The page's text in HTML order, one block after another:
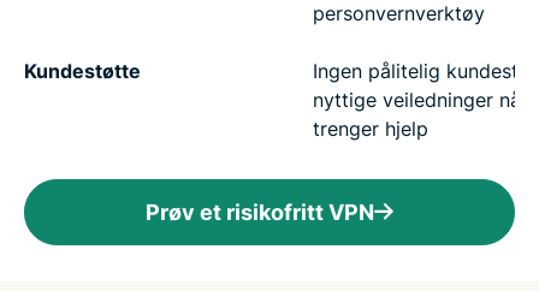
personvernverktøy
Kundestøtte
Ingen pålitelig
nyttige veiledninger når
trenger hjelp
Prøv et risikofritt VPN